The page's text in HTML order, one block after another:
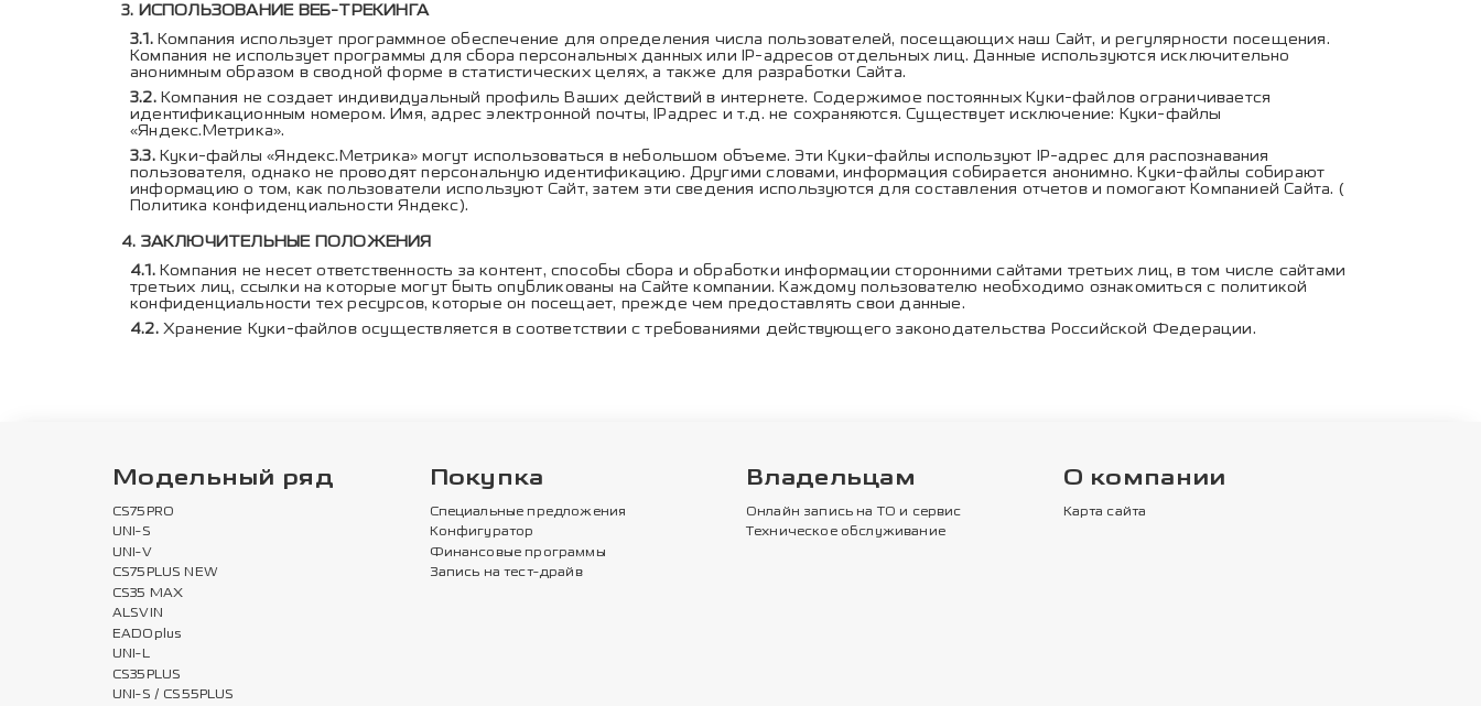
ИСПОЛЬЗОВАНИЕ ВЕБ-ТРЕКИНГА
Компания использует программное обеспечение для определения числа пользователей, посещающих наш Сайт, и регулярности посещения.
Компания не использует программы для сбора персональных данных или IP-адресов отдельных лиц. Данные используются исключительно
анонимным образом в сводной форме в статистических целях, а также для разработки Сайта.
Компания не создает индивидуальный профиль Ваших действий в интернете. Содержимое постоянных Куки-файлов ограничивается
идентификационным номером. Имя, адрес электронной почты, IPадрес и т.д. не сохраняются. Существует исключение: Куки-файлы
«Яндекс.Метрика».
Куки-файлы «Яндекс.Метрика» могут использоваться в небольшом объеме. Эти Куки-файлы используют IP-адрес для распознавания
пользователя, однако не проводят персональную идентификацию. Другими словами, информация собирается анонимно. Куки-файлы собирают
информацию о том, как пользователи используют Сайт, затем эти сведения используются для составления отчетов и помогают Компанией Сайта. (
Политика конфиденциальности Яндекс).
ЗАКЛЮЧИТЕЛЬНЫЕ ПОЛОЖЕНИЯ
Компания не несет ответственность за контент, способы сбора и обработки информации сторонними сайтами третьих лиц, в том числе сайтами
третьих лиц, ссылки на которые могут быть опубликованы на Сайте компании. Каждому пользователю необходимо ознакомиться с политикой
конфиденциальности тех ресурсов, которые он посещает, прежде чем предоставлять свои данные.
Хранение Куки-файлов осуществляется в соответствии с требованиями действующего законодательства Российской Федерации.
Модельный ряд
CS75PRO
UNI-S
UNI-V
CS75PLUS NEW
CS35 MAX
ALSVIN
EADOplus
UNI-L
CS35PLUS
UNI-S / CS55PLUS
Покупка
Специальные предложения
Конфигуратор
Финансовые программы
Запись на тест-драйв
Владельцам
Онлайн запись на ТО и сервис
Техническое обслуживание
О компании
Карта сайта